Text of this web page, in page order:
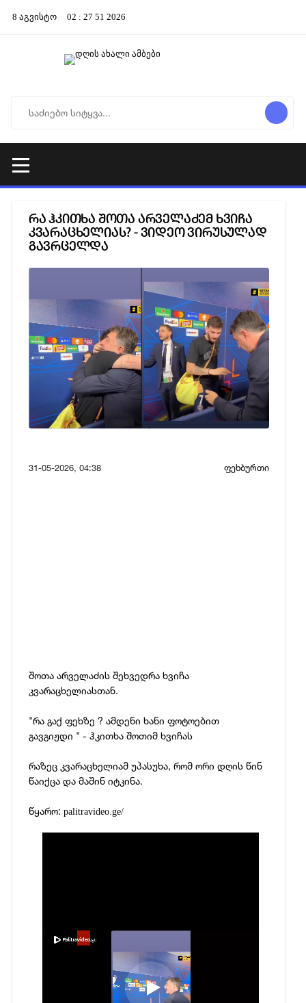
8 აგვისტო 02 : 27 52 2026
რა ჰკითხა შოთა არველაძემ ხვიჩა
კვარაცხელიას? - ვიდეო ვირუსულად
გავრცელდა
31-05-2026, 04:38 ფეხბურთი
შოთა არველაძის შეხვედრა ხვიჩა
კვარაცხელიასთან.
"რა გაქ ფეხზე ? ამდენი ხანი ფოტოებით
გავგიჟდი " - ჰკითხა შოთიმ ხვიჩას
რაზეც კვარაცხელიამ უპასუხა, რომ ორი დღის წინ
წაიქცა და მაშინ იტკინა.
წყარო: ​ palitravideo.ge/